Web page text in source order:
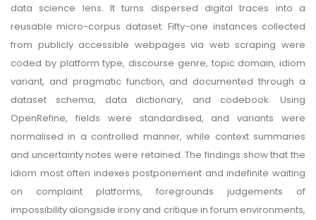
data science lens. It turns dispersed digital traces into a
reusable micro-corpus dataset. Fifty-one instances collected
from publicly accessible webpages via web scraping were
coded by platform type, discourse genre, topic domain, idiom
variant, and pragmatic function, and documented through a
dataset schema, data dictionary, and codebook. Using
OpenRefine, fields were standardised, and variants were
normalised in a controlled manner, while context summaries
and uncertainty notes were retained. The findings show that the
idiom most often indexes postponement and indefinite waiting
on complaint platforms, foregrounds judgements of
impossibility alongside irony and critique in forum environments,